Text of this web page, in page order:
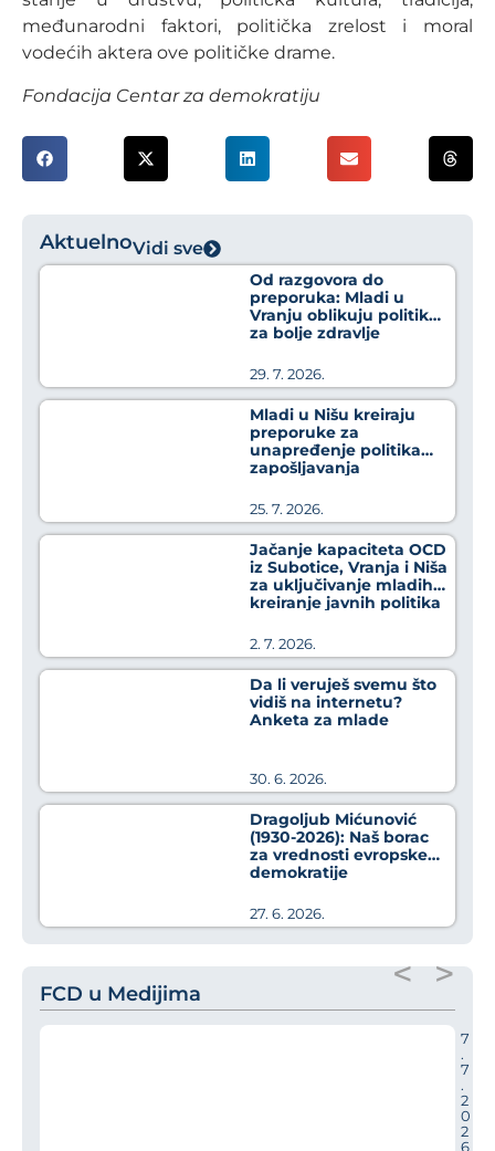
međunarodni faktori, politička zrelost i moral
vodećih aktera ove političke drame.
Fondacija Centar za demokratiju
AktuelnoVidi sve
Od razgovora do
preporuka: Mladi u
Vranju oblikuju politike
za bolje zdravlje
29. 7. 2026.
Mladi u Nišu kreiraju
preporuke za
unapređenje politika
zapošljavanja
25. 7. 2026.
Jačanje kapaciteta OCD
iz Subotice, Vranja i Niša
za uključivanje mladih u
kreiranje javnih politika
2. 7. 2026.
Da li veruješ svemu što
vidiš na internetu?
Anketa za mlade
30. 6. 2026.
Dragoljub Mićunović
(1930-2026): Naš borac
za vrednosti evropske
demokratije
27. 6. 2026.
FCD u Medijima
7
.
7
.
2
0
2
6
< >